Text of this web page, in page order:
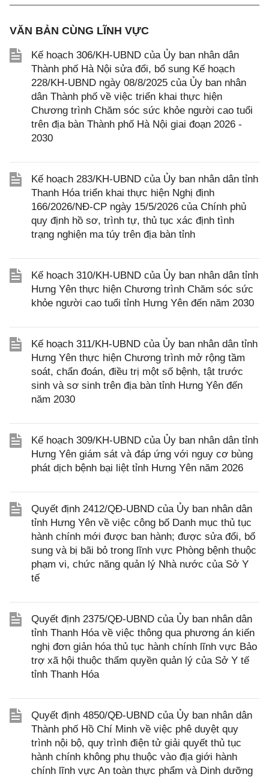
VĂN BẢN CÙNG LĨNH VỰC
Kế hoạch 306/KH-UBND của Ủy ban nhân dân
Thành phố Hà Nội sửa đổi, bổ sung Kế hoạch
228/KH-UBND ngày 08/8/2025 của Ủy ban nhân
dân Thành phố về việc triển khai thực hiện
Chương trình Chăm sóc sức khỏe người cao tuổi
trên địa bàn Thành phố Hà Nội giai đoạn 2026 -
2030
Kế hoạch 283/KH-UBND của Ủy ban nhân dân tỉnh
Thanh Hóa triển khai thực hiện Nghị định
166/2026/NĐ-CP ngày 15/5/2026 của Chính phủ
quy định hồ sơ, trình tự, thủ tục xác định tình
trạng nghiện ma túy trên địa bàn tỉnh
Kế hoạch 310/KH-UBND của Ủy ban nhân dân tỉnh
Hưng Yên thực hiện Chương trình Chăm sóc sức
khỏe người cao tuổi tỉnh Hưng Yên đến năm 2030
Kế hoạch 311/KH-UBND của Ủy ban nhân dân tỉnh
Hưng Yên thực hiện Chương trình mở rộng tầm
soát, chẩn đoán, điều trị một số bệnh, tật trước
sinh và sơ sinh trên địa bàn tỉnh Hưng Yên đến
năm 2030
Kế hoạch 309/KH-UBND của Ủy ban nhân dân tỉnh
Hưng Yên giám sát và đáp ứng với nguy cơ bùng
phát dịch bệnh bại liệt tỉnh Hưng Yên năm 2026
Quyết định 2412/QĐ-UBND của Ủy ban nhân dân
tỉnh Hưng Yên về việc công bố Danh mục thủ tục
hành chính mới được ban hành; được sửa đổi, bổ
sung và bị bãi bỏ trong lĩnh vực Phòng bệnh thuộc
phạm vi, chức năng quản lý Nhà nước của Sở Y
tế
Quyết định 2375/QĐ-UBND của Ủy ban nhân dân
tỉnh Thanh Hóa về việc thông qua phương án kiến
nghị đơn giản hóa thủ tục hành chính lĩnh vực Bảo
trợ xã hội thuộc thẩm quyền quản lý của Sở Y tế
tỉnh Thanh Hóa
Quyết định 4850/QĐ-UBND của Ủy ban nhân dân
Thành phố Hồ Chí Minh về việc phê duyệt quy
trình nội bộ, quy trình điện tử giải quyết thủ tục
hành chính không phụ thuộc vào địa giới hành
chính lĩnh vực An toàn thực phẩm và Dinh dưỡng